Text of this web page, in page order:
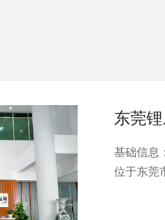
东莞
基础信息
位于东莞